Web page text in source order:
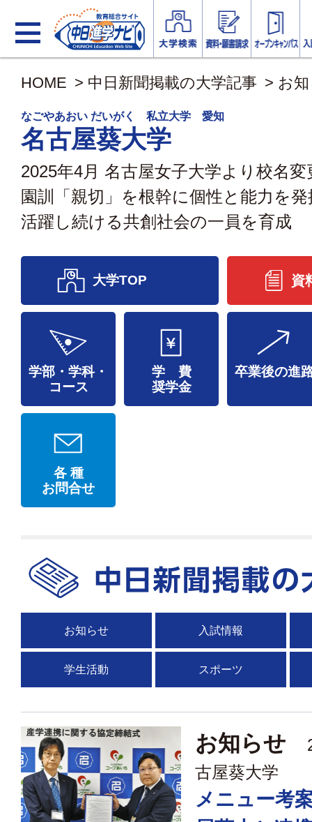
HOME > 中日新聞掲載の大学記事 > お
なごやあおい だいがく 私立大学 愛知
名古屋葵大学
2025年4月 名古屋女子大学より校名
園訓「親切」を根幹に個性と能力を
活躍し続ける共創社会の一員を育成
資
大学TOP
学部・学科・
コース
学 費
奨学金
卒業後の進
各 種
お問合せ
お知らせ 入試情報
学生活動 スポーツ
お知らせ
古屋葵大学
メニュー考